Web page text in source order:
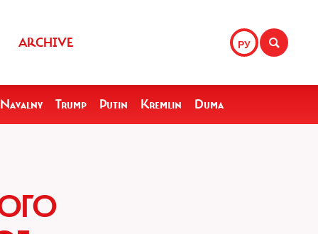
РУ
ARCHIVE
Navalny Trump Putin Kremlin Duma